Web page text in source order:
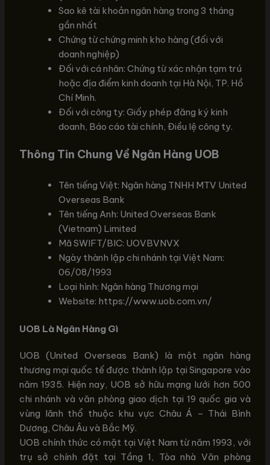
Sao kê tài khoản ngân hàng trong 3 tháng
gần nhất
Chứng từ chứng minh kho hàng (đối với
doanh nghiệp)
Đối với cá nhân: Chứng từ xác nhận tạm trú
hoặc địa điểm kinh doanh tại Hà Nội, TP. Hồ
Chí Minh.
Đối với công ty: Giấy phép đăng ký kinh
doanh, Báo cáo tài chính, Điều lệ công ty.
Thông Tin Chung Về Ngân Hàng UOB
Tên tiếng Việt: Ngân hàng TNHH MTV United
Overseas Bank
Tên tiếng Anh: United Overseas Bank
(Vietnam) Limited
Mã SWIFT/BIC: UOVBVNVX
Ngày thành lập chi nhánh tại Việt Nam:
06/08/1993
Loại hình: Ngân hàng Thương mại
Website: https://www.uob.com.vn/
UOB Là Ngân Hàng Gì
UOB (United Overseas Bank) là một ngân hàng
thương mại quốc tế được thành lập tại Singapore vào
năm 1935. Hiện nay, UOB sở hữu mạng lưới hơn 500
chi nhánh và văn phòng giao dịch tại 19 quốc gia và
vùng lãnh thổ thuộc khu vực Châu Á – Thái Bình
Dương, Châu Âu và Bắc Mỹ.
UOB chính thức có mặt tại Việt Nam từ năm 1993, với
trụ sở chính đặt tại Tầng 1, Tòa nhà Văn phòng